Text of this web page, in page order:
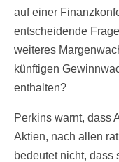
auf einer
entscheidende
weiteres
künftigen
enthalten?
Perkins warnt, dass
Aktien, nach allen
bedeutet nicht, dass